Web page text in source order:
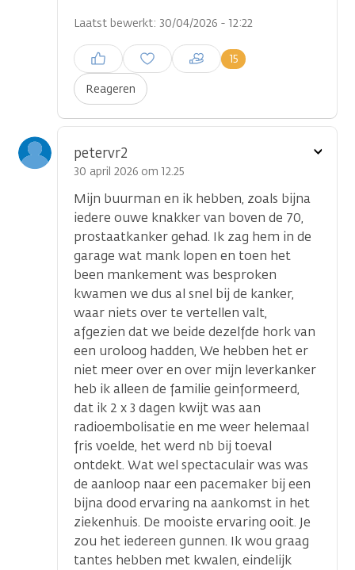
Laatst bewerkt: 30/04/2026 - 12:22
Reageren
15
Inloggen om een reactie te
plaatsen
petervr2
30 april 2026 om 12.25
Mijn buurman en ik hebben, zoals bijna
iedere ouwe knakker van boven de 70,
prostaatkanker gehad. Ik zag hem in de
garage wat mank lopen en toen het
been mankement was besproken
kwamen we dus al snel bij de kanker,
waar niets over te vertellen valt,
afgezien dat we beide dezelfde hork van
een uroloog hadden, We hebben het er
niet meer over en over mijn leverkanker
heb ik alleen de familie geinformeerd,
dat ik 2 x 3 dagen kwijt was aan
radioembolisatie en me weer helemaal
fris voelde, het werd nb bij toeval
ontdekt. Wat wel spectaculair was was
de aanloop naar een pacemaker bij een
bijna dood ervaring na aankomst in het
ziekenhuis. De mooiste ervaring ooit. Je
zou het iedereen gunnen. Ik wou graag
tantes hebben met kwalen, eindelijk
Toon